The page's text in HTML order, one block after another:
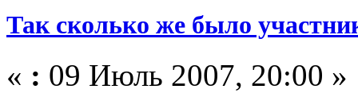
Так сколько же было
« : 09 Июль 2007, 20:00 »